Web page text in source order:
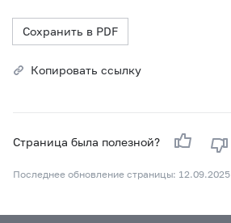
Сохранить в PDF
Копировать ссылку
Страница была полезной?
Последнее обновление страницы: 12.09.2025